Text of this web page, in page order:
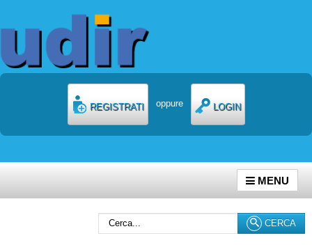
REGISTRATI oppure LOGIN
MENU
CERCA